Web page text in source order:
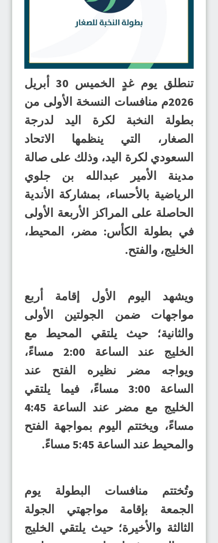
تنطلق يوم غدٍ الخميس 30 أبريل
2026م منافسات النسخة الأولى من
بطولة النخبة لكرة اليد لدرجة
الصغار، التي ينظمها الاتحاد
السعودي لكرة اليد، وذلك على صالة
مدينة الأمير عبدالله بن جلوي
الرياضية بالأحساء، بمشاركة الأندية
الحاصلة على المراكز الأربعة الأولى
في بطولة الكأس: مضر، المحيط،
الخليج، والفتح.
ويشهد اليوم الأول إقامة أربع
مواجهات ضمن الجولتين الأولى
والثانية؛ حيث يلتقي المحيط مع
الخليج عند الساعة 2:00 مساءً،
ويواجه مضر نظيره الفتح عند
الساعة 3:00 مساءً، فيما يلتقي
الخليج مع مضر عند الساعة 4:45
مساءً، ويختتم اليوم بمواجهة الفتح
والمحيط عند الساعة 5:45 مساءً.
وتُختتم منافسات البطولة يوم
الجمعة بإقامة مواجهتي الجولة
الثالثة والأخيرة؛ حيث يلتقي الخليج